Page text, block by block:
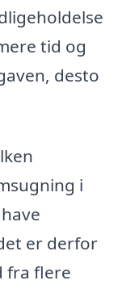
tid og
desto
i
er derfor
fra flere